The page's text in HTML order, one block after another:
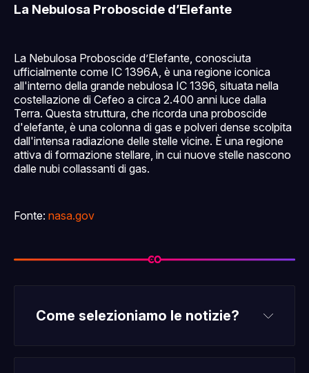
La Nebulosa Proboscide d’Elefante
La Nebulosa Proboscide d’Elefante, conosciuta
ufficialmente come IC 1396A, è una regione iconica
all'interno della grande nebulosa IC 1396, situata nella
costellazione di Cefeo a circa 2.400 anni luce dalla
Terra. Questa struttura, che ricorda una proboscide
d'elefante, è una colonna di gas e polveri dense scolpita
dall'intensa radiazione delle stelle vicine. È una regione
attiva di formazione stellare, in cui nuove stelle nascono
dalle nubi collassanti di gas.
Fonte: nasa.gov
Come selezioniamo le notizie?